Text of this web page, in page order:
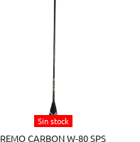
Sin stock
REMO CARBON W-80 SPS